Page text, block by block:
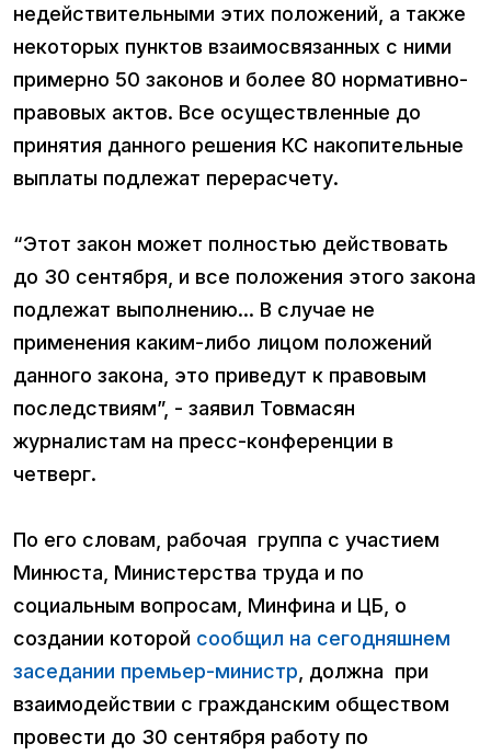
недействительными этих положений, а также
некоторых пунктов взаимосвязанных с ними
примерно 50 законов и более 80 нормативно-
правовых актов. Все осуществленные до
принятия данного решения КС накопительные
выплаты подлежат перерасчету.
“Этот закон может полностью действовать
до 30 сентября, и все положения этого закона
подлежат выполнению... В случае не
применения каким-либо лицом положений
данного закона, это приведут к правовым
последствиям”, - заявил Товмасян
журналистам на пресс-конференции в
четверг.
По его словам, рабочая группа с участием
Минюста, Министерства труда и по
социальным вопросам, Минфина и ЦБ, о
создании которой сообщил на сегодняшнем
заседании премьер-министр , должна при
взаимодействии с гражданским обществом
провести до 30 сентября работу по